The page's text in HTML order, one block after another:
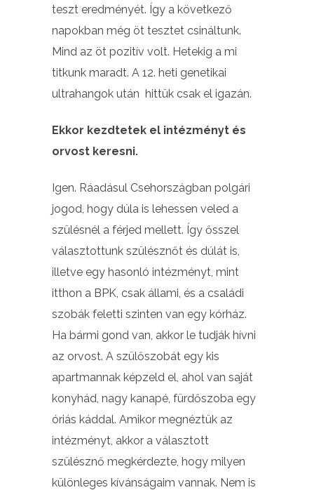
teszt eredményét. Így a következő
napokban még öt tesztet csináltunk.
Mind az öt pozitív volt. Hetekig a mi
titkunk maradt. A 12. heti genetikai
ultrahangok után hittük csak el igazán.
Ekkor kezdtetek el intézményt és
orvost keresni.
Igen. Ráadásul Csehországban polgári
jogod, hogy dúla is lehessen veled a
szülésnél a férjed mellett. Így ősszel
választottunk szülésznőt és dúlát is,
illetve egy hasonló intézményt, mint
itthon a BPK, csak állami, és a családi
szobák feletti szinten van egy kórház.
Ha bármi gond van, akkor le tudják hívni
az orvost. A szülőszobát egy kis
apartmannak képzeld el, ahol van saját
konyhád, nagy kanapé, fürdőszoba egy
óriás káddal. Amikor megnéztük az
intézményt, akkor a választott
szülésznő megkérdezte, hogy milyen
különleges kívánságaim vannak. Nem is